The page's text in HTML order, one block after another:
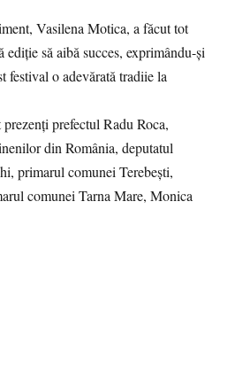
Vasilena Motica, a făcut tot
ediție să aibă succes, exprimându-și
festival o adevărată tradiie la
prefectul Radu Roca,
din România, deputatul
primarul comunei Terebești,
comunei Tarna Mare, Monica